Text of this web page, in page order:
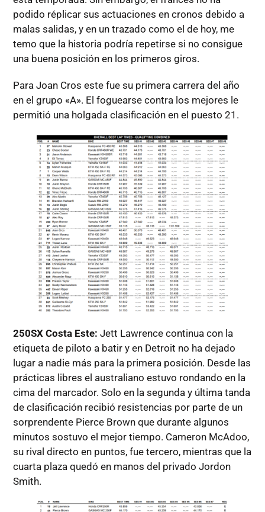
podido réplicar sus actuaciones en cronos debido a
malas salidas, y en un trazado como el de hoy, me
temo que la historia podría repetirse si no consigue
una buena posición en los primeros giros.
Para Joan Cros este fue su primera carrera del año
en el grupo «A». El foguearse contra los mejores le
permitió una holgada clasificación en el puesto 21.
250SX Costa Este: Jett Lawrence continua con la
etiqueta de piloto a batir y en Detroit no ha dejado
lugar a nadie más para la primera posición. Desde las
prácticas libres el australiano estuvo rondando en la
cima del marcador. Solo en la segunda y última tanda
de clasificación recibió resistencias por parte de un
sorprendente Pierce Brown que durante algunos
minutos sostuvo el mejor tiempo. Cameron McAdoo,
su rival directo en puntos, fue tercero, mientras que la
cuarta plaza quedó en manos del privado Jordon
Smith.